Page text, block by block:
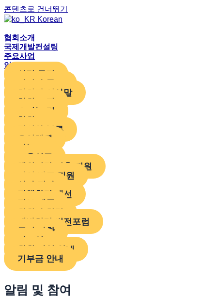
콘텐츠로 건너뛰기
Korean
협회소개
국제개발컨설팅
주요사업
알림 및 참여
설립 목적
비전과 목표
협회장 인사말
협회 조직
오시는 길
협회 CI
정의와 분류
운영체계
기능도
교육인증
해외시장 진출 지원
사업 발굴 지원
심사 평가
정책환경 개선
정보 제공
회원사 협력
개발협력 비전포럼
공지 사항
자료실
회원 가입 안내
기부금 안내
알림 및 참여